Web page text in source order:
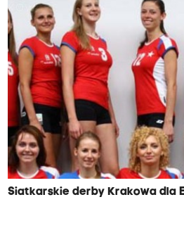
Siatkarskie derby Krakowa dla